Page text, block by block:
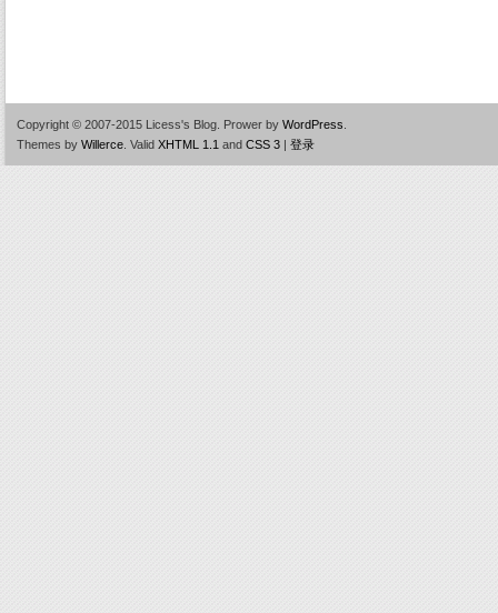
Copyright © 2007-2015 Licess's Blog. Prower by WordPress
Themes by Willerce Valid XHTML 1.1 and CSS 3 | 登录